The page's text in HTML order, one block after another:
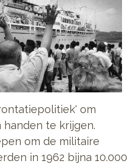
om
handen te krijgen.
om de militaire
in 1962 bijna 10.000